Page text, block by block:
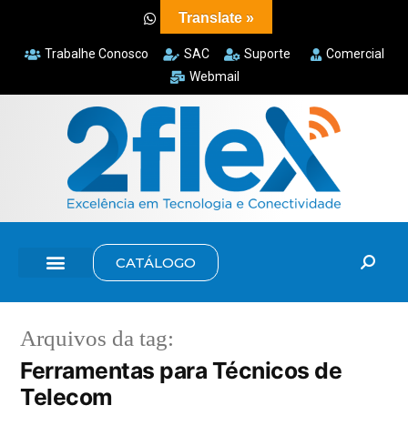
Trabalhe Conosco SAC Suporte
Comercial
Webmail
CATÁLOGO
Arquivos da tag:
Ferramentas para Técnicos de
Telecom
Translate »